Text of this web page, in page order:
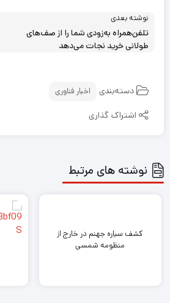
نوشته بعدی
تلفن‌همراه به‌زودی شما را از صف‌های
طولانی خرید نجات می‌دهد
دسته‌بندی اخبار فناوری
اشتراک گذاری
نوشته های مرتبط
کشف سیاره جهنم در خارج از
منظومه شمسی